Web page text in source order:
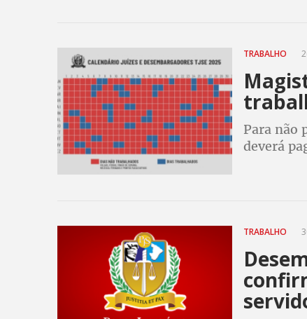
TRABALHO
Para não
deverá
TRABALHO